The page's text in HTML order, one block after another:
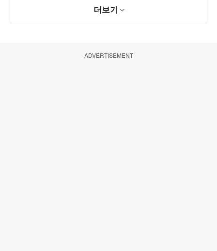
더보기
ADVERTISEMENT